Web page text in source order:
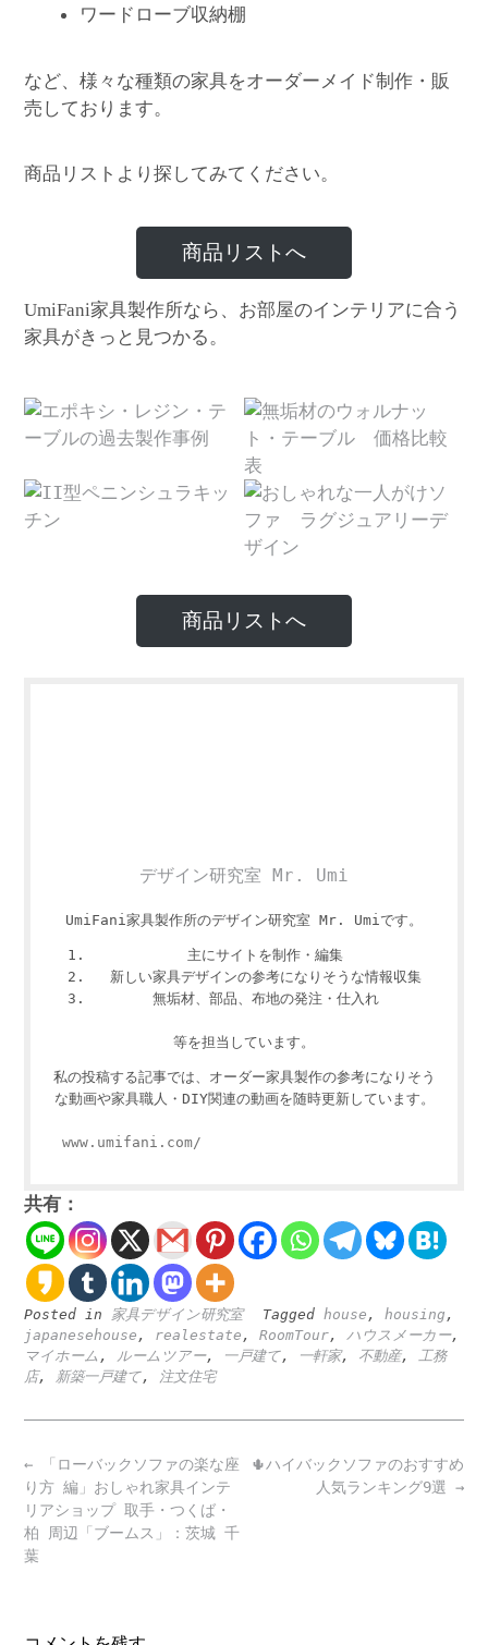
ワードローブ収納棚
など、様々な種類の家具をオーダーメイド制作・販
売しております。
商品リストより探してみてください。
商品リストへ
UmiFani家具製作所なら、お部屋のインテリアに合う
家具がきっと見つかる。
商品リストへ
デザイン研究室 Mr. Umi
UmiFani家具製作所のデザイン研究室 Mr. Umiです。
主にサイトを制作・編集
新しい家具デザインの参考になりそうな情報収集
無垢材、部品、布地の発注・仕入れ
等を担当しています。
私の投稿する記事では、オーダー家具製作の参考になりそう
な動画や家具職人・DIY関連の動画を随時更新しています。
www.umifani.com/
共有：
Posted in 家具デザイン研究室 Tagged house , housing ,
japanesehouse , realestate , RoomTour, ハウスメーカー,
マイホーム , ルームツアー, 一戸建て, 一軒家, 不動産,
工務
店, 新築一戸建て, 注文住宅
Post
navigation
🌵ハイバックソファのおすすめ
人気ランキング9選 →
← 「ローバックソファの楽な座
り方 編」おしゃれ家具インテ
リアショップ 取手・つくば・
柏 周辺「ブームス」：茨城 千
葉